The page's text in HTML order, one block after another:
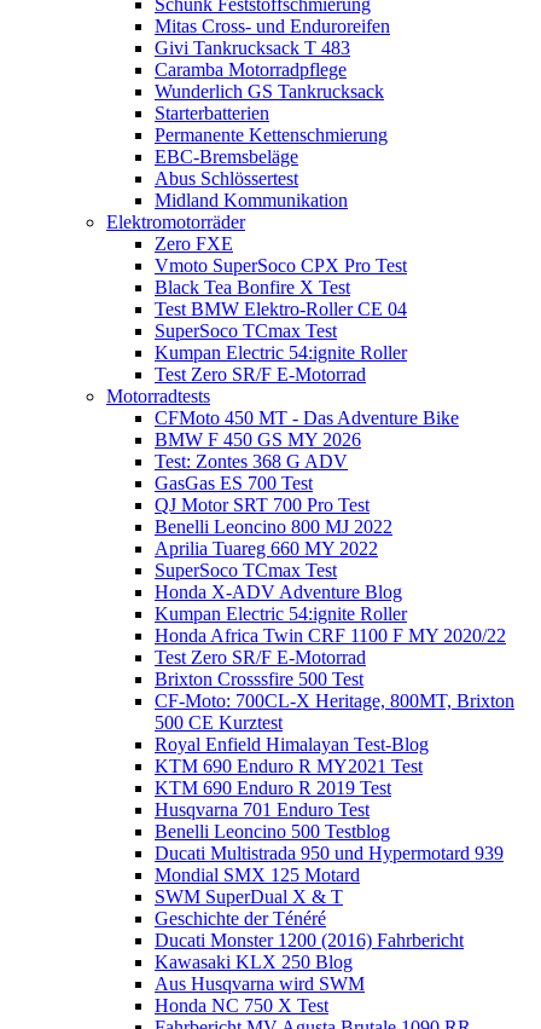
Schunk Feststoffschmierung
Mitas Cross- und Enduroreifen
Givi Tankrucksack T 483
Caramba Motorradpflege
Wunderlich GS Tankrucksack
Starterbatterien
Permanente Kettenschmierung
EBC-Bremsbeläge
Abus Schlössertest
Midland Kommunikation
Elektromotorräder
Zero FXE
Vmoto SuperSoco CPX Pro Test
Black Tea Bonfire X Test
Test BMW Elektro-Roller CE 04
SuperSoco TCmax Test
Kumpan Electric 54:ignite Roller
Test Zero SR/F E-Motorrad
Motorradtests
CFMoto 450 MT - Das Adventure Bike
BMW F 450 GS MY 2026
Test: Zontes 368 G ADV
GasGas ES 700 Test
QJ Motor SRT 700 Pro Test
Benelli Leoncino 800 MJ 2022
Aprilia Tuareg 660 MY 2022
SuperSoco TCmax Test
Honda X-ADV Adventure Blog
Kumpan Electric 54:ignite Roller
Honda Africa Twin CRF 1100 F MY 2020/22
Test Zero SR/F E-Motorrad
Brixton Crosssfire 500 Test
CF-Moto: 700CL-X Heritage, 800MT, Brixton
500 CE Kurztest
Royal Enfield Himalayan Test-Blog
KTM 690 Enduro R MY2021 Test
KTM 690 Enduro R 2019 Test
Husqvarna 701 Enduro Test
Benelli Leoncino 500 Testblog
Ducati Multistrada 950 und Hypermotard 939
Mondial SMX 125 Motard
SWM SuperDual X & T
Geschichte der Ténéré
Ducati Monster 1200 (2016) Fahrbericht
Kawasaki KLX 250 Blog
Aus Husqvarna wird SWM
Honda NC 750 X Test